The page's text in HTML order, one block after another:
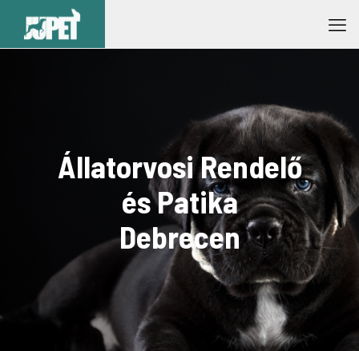
Állatorvosi Rendelő
és Patika
Debrecen